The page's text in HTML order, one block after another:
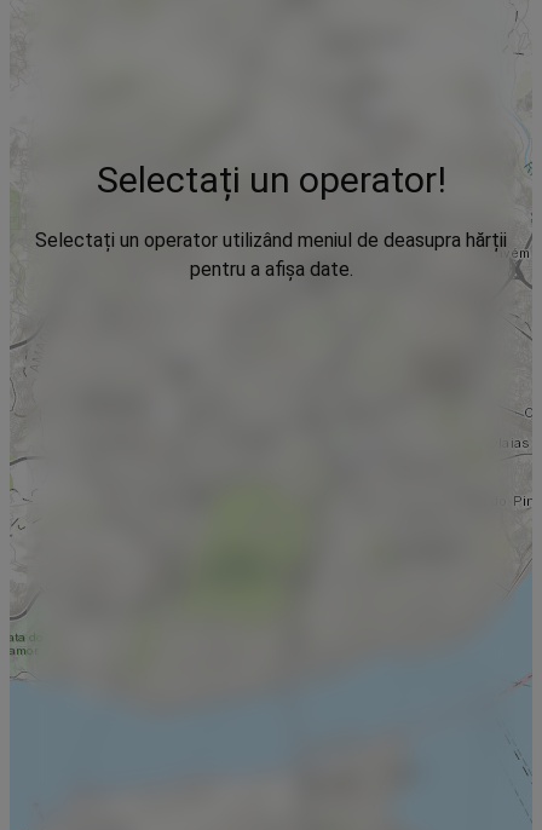
Selectați un operator!
Selectați un operator utilizând meniul de deasupra hărții
pentru a afișa date.